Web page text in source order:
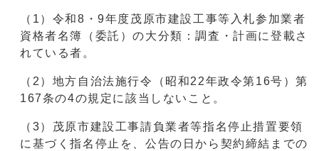
（1）令和8・9年度茂原市建設工事等入札参加業者
資格者名簿（委託）の大分類：調査・計画に登載さ
れている者。
（2）地方自治法施行令（昭和22年政令第16号）第
167条の4の規定に該当しないこと。
（3）茂原市建設工事請負業者等指名停止措置要領
に基づく指名停止を、公告の日から契約締結までの